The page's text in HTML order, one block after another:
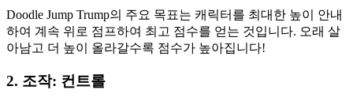
Doodle Jump Trump의 주요 목표는 캐릭터를 최대한 높이 안내
하여 계속 위로 점프하여 최고 점수를 얻는 것입니다. 오래 살
아남고 더 높이 올라갈수록 점수가 높아집니다!
2. 조작: 컨트롤